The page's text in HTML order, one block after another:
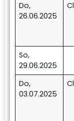
Do,
26.06.2025
So,
29.06.2025
Do,
03.07.2025